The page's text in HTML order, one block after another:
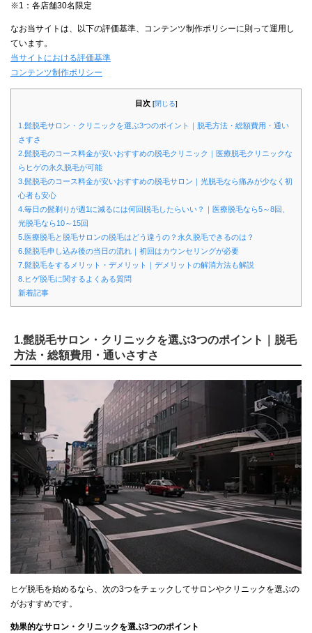
※1：各店舗30名限定
なお当サイトは、以下の評価基準、コンテンツ制作ポリシーに則って運用し
ています。
当サイトにおける評価基準
コンテンツ制作ポリシー
目次 [閉じる]
1.髭脱毛サロン・クリニックを選ぶ3つのポイント｜脱毛方法・総額費用・通い
さすさ
2.髭脱毛のコース料金が安いおすすめの脱毛クリニック｜医療脱毛クリニックな
らヒゲの永久脱毛が可能
3.髭脱毛のコース料金が安いおすすめの脱毛サロン｜光脱毛なら痛みが少なく初
心者も安心
4.毎日の髭剃りが週1に減るには何回脱毛したらいい？｜医療脱毛なら5～8回、
光脱毛なら10～15回
5.医療脱毛と脱毛サロンの脱毛はどう違うの？永久脱毛できるのは？
6.髭脱毛申し込み後の当日の流れ｜初回はカウンセリングが必要
7.髭脱毛をするメリット・デメリット｜デメリットの解消方法も解説
8.ヒゲ脱毛に関するよくある質問
新着記事
1.髭脱毛サロン・クリニックを選ぶ3つのポイント｜脱毛
方法・総額費用・通いさすさ
ヒゲ脱毛を始めるなら、次の3つをチェックしてサロンやクリニックを選ぶの
がおすすめです。
効果的なサロン・クリニックを選ぶ3つのポイント